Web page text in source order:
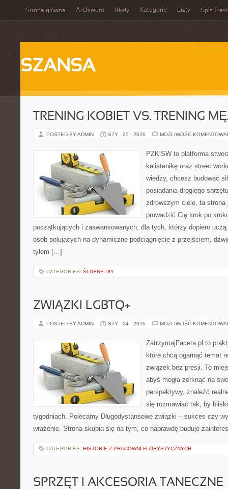
Strona główna Archiwum Błędy Kategorie Listy Spis
SZANSA
TRENING KOBIET VS. TRENING
POSTED BY ADMIN STY - 25 - 2026 MOŻLIWOŚĆ
PZKiSW to platforma
kalistenikę oraz street
wiedzy, chcesz budować
posiadania drogiego
zdrowszym ciele, ta strona
prowadzić Cię krok po
początkujących i zaawansowanych, dla tych, którzy dopiero
osób polujących na dynamiczne podciągnięcie z przejściem,
tyłem […]
CATEGORIES: ŚLUBNE DIY
ZWIĄZKI LGBTQ+
POSTED BY ADMIN STY - 24 - 2026 MOŻLIWOŚĆ
ZatrzymajFaceta.pl to
które chcą ogarnąć temat
związek bez presji. To
abyś mogła zerknąć na
perspektywy, znaleźć
się rozmawiać tak, by
tygodniach. Polecamy Długodystansowe związki – sukces czy
wrażenie. Strona skupia się na tym, co naprawdę buduje
CATEGORIES: HISTORIE Z PRACOWNI FLORYSTYCZNYCH
SPRZĘT I AKCESORIA TANECZNE